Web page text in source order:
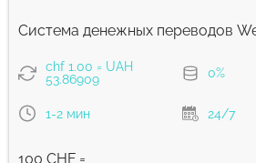
Система денежных переводов
chf 1.00 = UAH
53.86909
0%
1-2 мин 24/7
100 CHF =